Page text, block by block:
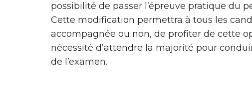
possibilité de passer l’épreuve pratique du
Cette modification permettra à tous les
accompagnée ou non, de profiter de cette
nécessité d’attendre la majorité pour
de l’examen.